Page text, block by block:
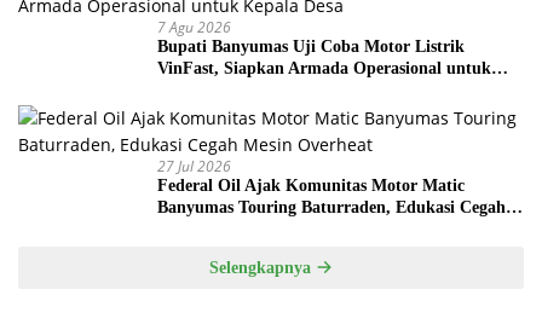
7 Agu 2026
Bupati Banyumas Uji Coba Motor Listrik
VinFast, Siapkan Armada Operasional untuk
27 Jul 2026
Federal Oil Ajak Komunitas Motor Matic
Banyumas Touring Baturraden, Edukasi Cegah
Selengkapnya